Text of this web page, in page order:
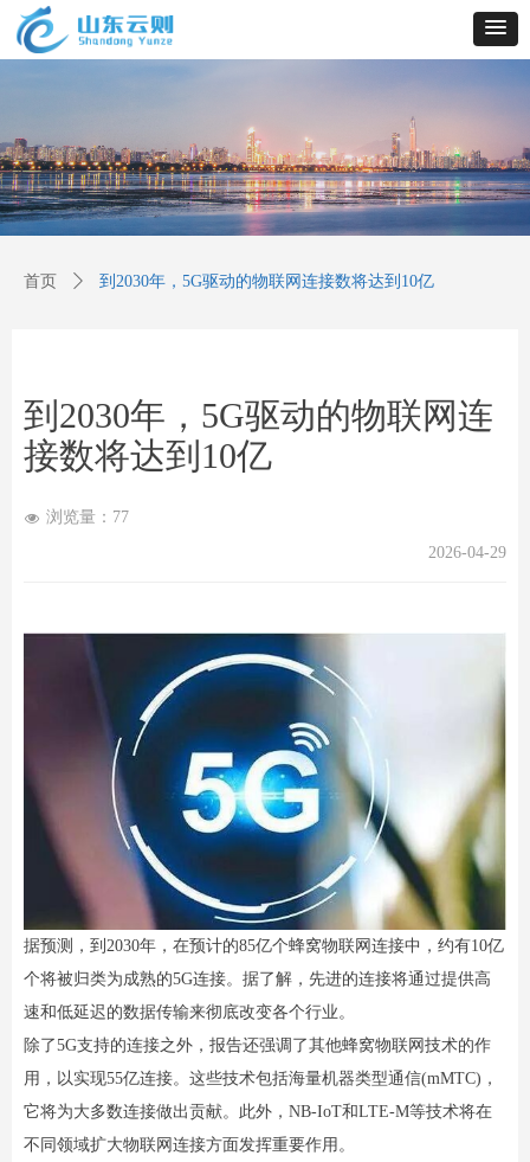
首页 ꄲ 到2030年，5G驱动的物联网连接数将达到10亿
到2030年，5G驱动的物联网连
接数将达到10亿
넶 浏览量： 77
2026-04-29
据预测，到2030年，在预计的85亿个蜂窝物联网连接中，约有10亿
个将被归类为成熟的5G连接。据了解，先进的连接将通过提供高
速和低延迟的数据传输来彻底改变各个行业。
除了5G支持的连接之外，报告还强调了其他蜂窝物联网技术的作
用，以实现55亿连接。这些技术包括海量机器类型通信(mMTC)，
它将为大多数连接做出贡献。此外，NB-IoT和LTE-M等技术将在
不同领域扩大物联网连接方面发挥重要作用。